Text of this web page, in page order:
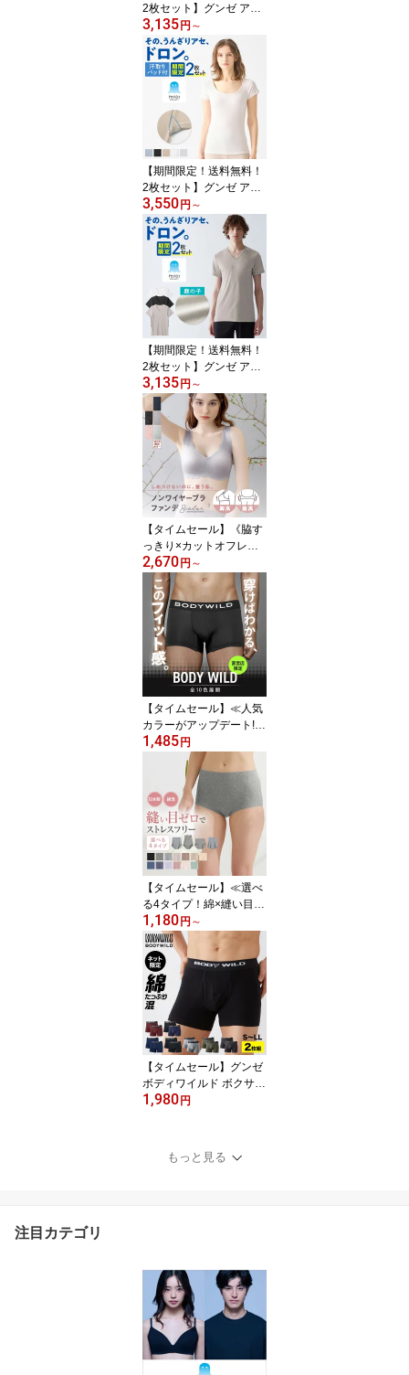
2枚セット】グンゼ アセ
ドロン 半袖 Vネック メ
ンズ 夏 秋 冬 吸汗速乾 速
乾 涼しい 涼感 べたつか
ない 汗染み防止 下着 肌
着 インナーシャツ アン
ダーシャツ MCA615P M
CA615ST M L LL
3,135円 ～
【期間限定！送料無料！
2枚セット】グンゼ アセ
ドロン インナー トップ
ス 半袖 2分袖 レディース
夏 夏用 吸汗速乾 速乾 涼
しい 涼感 べたつかない
汗取り 汗とり 脇汗 汗染
み防止 下着 インナーシ
ャツ アンダーシャツ MC
0051P MC0051ST S M L
LL 3L
3,550円 ～
【期間限定！送料無料！
2枚セット】グンゼ アセ
ドロン 半袖 Vネック 鹿
の子 メンズ 夏 夏用 吸汗
速乾 速乾 涼しい 涼感 べ
たつかない 汗染み防止
下着 肌着 インナーシャ
ツ アンダーシャツ MCA7
15P MCA715ST M L LL
3,135円 ～
【タイムセール】《脇す
っきり×カットオフレー
スでひびきにくい》 グン
ゼ キレイラボ ブラジャ
ー ノンワイヤー ノンワ
イヤーブラ 脇高 脇肉 は
み肉 ハミ肉 段差 スッキ
リ ひびきにくい ホック
なし シームレス 美胸 小
胸 補正 総レース かわい
い GUNZE KB1655
2,670円 ～
【タイムセール】≪人気
カラーがアップデート!!
≫グンゼ ボディワイルド
ボクサーパンツ 前閉じ
ローライズ メンズ 無地
シンプル ストレッチ 誕
生日 プレゼント 吸汗 速
乾 限定 ボクサーブリー
フ フィット おしゃれ 下
着 大きいサイズ BODYW
ILD BW2995P BW2997P
S M L LL 3L
1,485円
【タイムセール】≪選べ
る4タイプ！綿×縫い目の
ないショーツがさらに進
化≫ グンゼ キレイラボ
ショーツ レディース 綿
混 コットン 縫い目なし
保湿加工 シームレス ひ
びきにくい ウエストゴム
なし 日本製 敏感肌 下着
締め付けない 無地 KL20
70A KL2062A KL2071A
KL2072A
1,180円 ～
【タイムセール】グンゼ
ボディワイルド ボクサー
パンツ メンズ 2枚組 セッ
ボクサーブリーフ 下着 B
ODYWILD BWB0802 S
1,980円
もっと見る
注目カテゴリ